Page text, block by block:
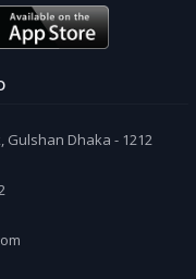
Gulshan Dhaka - 1212